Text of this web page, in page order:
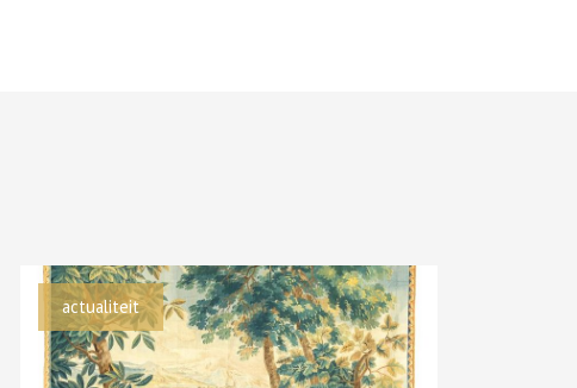
actualiteit